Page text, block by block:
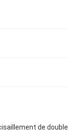
de double